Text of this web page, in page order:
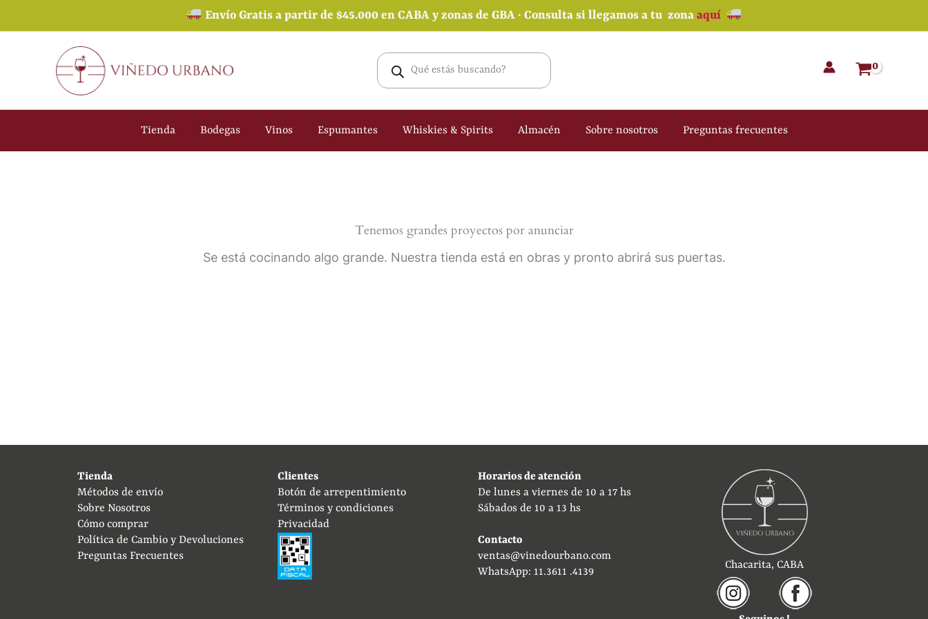
al
Envío Gratis a partir de $45.000 en CABA y zonas de GBA · Consulta si llegamos a tu zona aquí
Búsqueda
productos
Tienda Bodegas Vinos Espumantes Whiskies & Spirits Almacén Sobre nosotros Preguntas frecuentes
Tenemos grandes proyectos por anunciar
Se está cocinando algo grande. Nuestra tienda está en obras y pronto abrirá sus puertas.
Tienda
Métodos de envío
Sobre Nosotros
Cómo comprar
Política de Cambio y Devoluciones
Preguntas Frecuentes
Clientes
Botón de arrepentimiento
Términos y condiciones
Privacidad
Horarios de atención
De lunes a viernes de 10 a 17 hs
Sábados de 10 a 13 hs
Contacto
ventas@vinedourbano.com
WhatsApp: 11.3611 .4139
Chacarita, CABA